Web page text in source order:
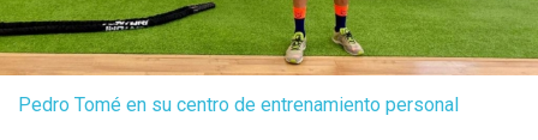
Pedro Tomé en su centro de entrenamiento personal